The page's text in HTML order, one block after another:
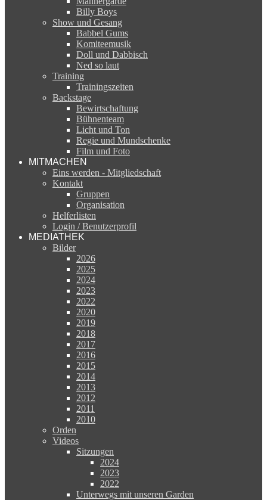
Billy Boys
Show und Gesang
Babbel Gums
Komiteemusik
Doll und Dabbisch
Ned so laut
Training
Trainingszeiten
Backstage
Bewirtschaftung
Bühnenteam
Licht und Ton
Regie und Mundschenke
Film und Foto
MITMACHEN
Eins werden - Mitgliedschaft
Kontakt
Gruppen
Organisation
Helferlisten
Login / Benutzerprofil
MEDIATHEK
Bilder
2026
2025
2024
2023
2022
2020
2019
2018
2017
2016
2015
2014
2013
2012
2011
2010
Orden
Videos
Sitzungen
2024
2023
2022
Unterwegs mit unseren Garden